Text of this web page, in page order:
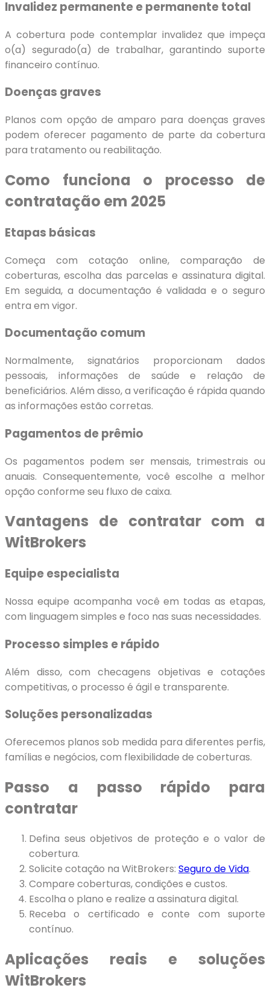
Invalidez permanente e permanente total
A cobertura pode contemplar invalidez que impeça
o(a) segurado(a) de trabalhar, garantindo suporte
financeiro contínuo.
Doenças graves
Planos com opção de amparo para doenças graves
podem oferecer pagamento de parte da cobertura
para tratamento ou reabilitação.
Como funciona o processo de
contratação em 2025
Etapas básicas
Começa com cotação online, comparação de
coberturas, escolha das parcelas e assinatura digital.
Em seguida, a documentação é validada e o seguro
entra em vigor.
Documentação comum
Normalmente, signatários proporcionam dados
pessoais, informações de saúde e relação de
beneficiários. Além disso, a verificação é rápida quando
as informações estão corretas.
Pagamentos de prêmio
Os pagamentos podem ser mensais, trimestrais ou
anuais. Consequentemente, você escolhe a melhor
opção conforme seu fluxo de caixa.
Vantagens de contratar com a
WitBrokers
Equipe especialista
Nossa equipe acompanha você em todas as etapas,
com linguagem simples e foco nas suas necessidades.
Processo simples e rápido
Além disso, com checagens objetivas e cotações
competitivas, o processo é ágil e transparente.
Soluções personalizadas
Oferecemos planos sob medida para diferentes perfis,
famílias e negócios, com flexibilidade de coberturas.
Passo a passo rápido para
contratar
Defina seus objetivos de proteção e o valor de
cobertura.
Solicite cotação na WitBrokers: Seguro de Vida.
Compare coberturas, condições e custos.
Escolha o plano e realize a assinatura digital.
Receba o certificado e conte com suporte
contínuo.
Aplicações reais e soluções
WitBrokers